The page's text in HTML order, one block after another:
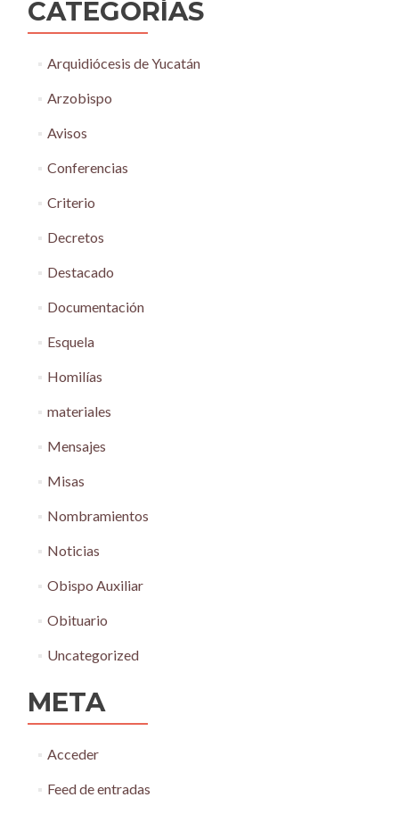
CATEGORÍAS
Arquidiócesis de Yucatán
Arzobispo
Avisos
Conferencias
Criterio
Decretos
Destacado
Documentación
Esquela
Homilías
materiales
Mensajes
Misas
Nombramientos
Noticias
Obispo Auxiliar
Obituario
Uncategorized
META
Acceder
Feed de entradas